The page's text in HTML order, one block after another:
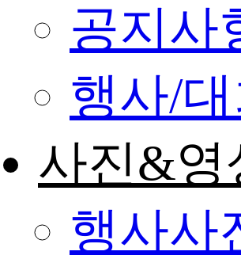
공지사
행사/
사진&영
행사사